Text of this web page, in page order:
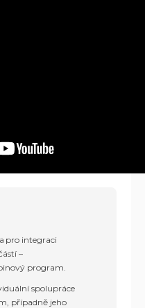
pro integraci
–
program.
spolupráce
případně jeho